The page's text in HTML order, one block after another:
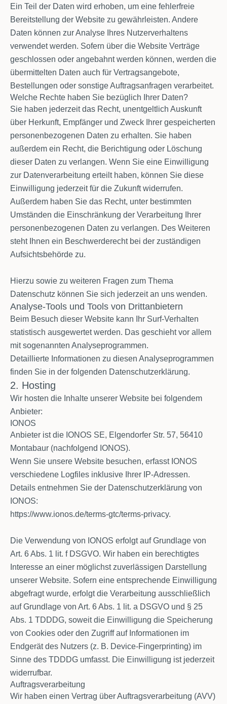
Ein Teil der Daten wird erhoben, um eine fehlerfreie
Bereitstellung der Website zu gewährleisten. Andere
Daten können zur Analyse Ihres Nutzerverhaltens
verwendet werden. Sofern über die Website Verträge
geschlossen oder angebahnt werden können, werden die
übermittelten Daten auch für Vertragsangebote,
Bestellungen oder sonstige Auftragsanfragen verarbeitet.
Welche Rechte haben Sie bezüglich Ihrer Daten?
Sie haben jederzeit das Recht, unentgeltlich Auskunft
über Herkunft, Empfänger und Zweck Ihrer gespeicherten
personenbezogenen Daten zu erhalten. Sie haben
außerdem ein Recht, die Berichtigung oder Löschung
dieser Daten zu verlangen. Wenn Sie eine Einwilligung
zur Datenverarbeitung erteilt haben, können Sie diese
Einwilligung jederzeit für die Zukunft widerrufen.
Außerdem haben Sie das Recht, unter bestimmten
Umständen die Einschränkung der Verarbeitung Ihrer
personenbezogenen Daten zu verlangen. Des Weiteren
steht Ihnen ein Beschwerderecht bei der zuständigen
Aufsichtsbehörde zu.
Hierzu sowie zu weiteren Fragen zum Thema
Datenschutz können Sie sich jederzeit an uns wenden.
Analyse-Tools und Tools von Drittanbietern
Beim Besuch dieser Website kann Ihr Surf-Verhalten
statistisch ausgewertet werden. Das geschieht vor allem
mit sogenannten Analyseprogrammen.
Detaillierte Informationen zu diesen Analyseprogrammen
finden Sie in der folgenden Datenschutzerklärung.
2. Hosting
Wir hosten die Inhalte unserer Website bei folgendem
Anbieter:
IONOS
Anbieter ist die IONOS SE, Elgendorfer Str. 57, 56410
Montabaur (nachfolgend IONOS).
Wenn Sie unsere Website besuchen, erfasst IONOS
verschiedene Logfiles inklusive Ihrer IP-Adressen.
Details entnehmen Sie der Datenschutzerklärung von
IONOS:
https://www.ionos.de/terms-gtc/terms-privacy.
Die Verwendung von IONOS erfolgt auf Grundlage von
Art. 6 Abs. 1 lit. f DSGVO. Wir haben ein berechtigtes
Interesse an einer möglichst zuverlässigen Darstellung
unserer Website. Sofern eine entsprechende Einwilligung
abgefragt wurde, erfolgt die Verarbeitung ausschließlich
auf Grundlage von Art. 6 Abs. 1 lit. a DSGVO und § 25
Abs. 1 TDDDG, soweit die Einwilligung die Speicherung
von Cookies oder den Zugriff auf Informationen im
Endgerät des Nutzers (z. B. Device-Fingerprinting) im
Sinne des TDDDG umfasst. Die Einwilligung ist jederzeit
widerrufbar.
Auftragsverarbeitung
Wir haben einen Vertrag über Auftragsverarbeitung (AVV)